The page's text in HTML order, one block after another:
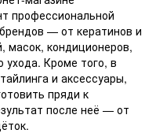
профессиональной
— от кератинов и
масок, кондиционеров,
Кроме того, в
и аксессуары,
пряди к
после неё — от